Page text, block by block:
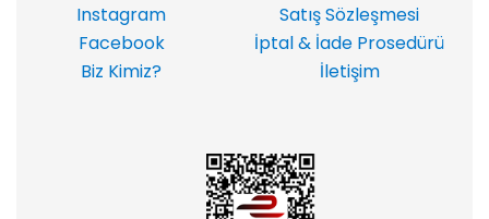
Instagram
Satış Sözleşmesi
Facebook
İptal & İade Prosedürü
Biz Kimiz?
İletişim